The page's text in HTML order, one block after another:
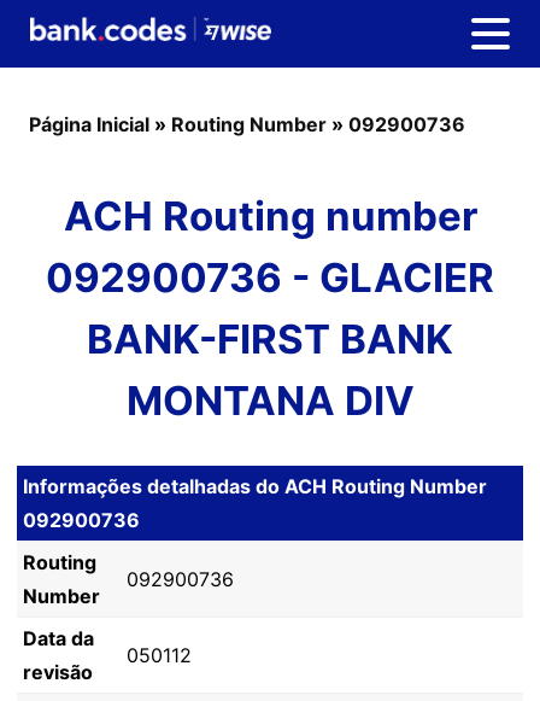
Página Inicial » Routing Number » 092900736
ACH Routing number
092900736 - GLACIER
BANK-FIRST BANK
MONTANA DIV
Informações detalhadas do ACH Routing Number
092900736
Routing
Number
092900736
Data da
revisão
050112